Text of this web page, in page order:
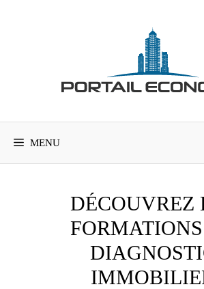
MENU
DÉCOUVREZ